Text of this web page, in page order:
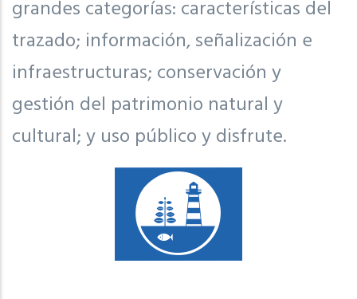
grandes categorías: características del
trazado; información, señalización e
infraestructuras; conservación y
gestión del patrimonio natural y
cultural; y uso público y disfrute.